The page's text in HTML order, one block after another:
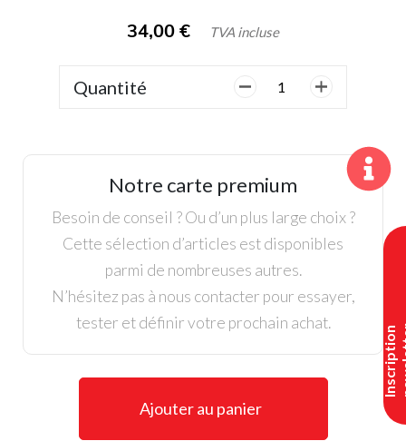
I
n
s
c
r
i
p
t
i
o
n
n
e
w
s
l
e
t
t
e
34,00 € TVA incluse
Quantité
quantité
Balle
Homme,
Rouge
Notre carte premium
Besoin de conseil ? Ou d’un plus large choix ?
Cette sélection d’articles est disponibles
parmi de nombreuses autres.
N’hésitez pas à nous contacter pour essayer,
tester et définir votre prochain achat.
Ajouter au panier